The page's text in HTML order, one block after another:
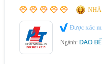
Được xác
Ngành: DAO BẾ